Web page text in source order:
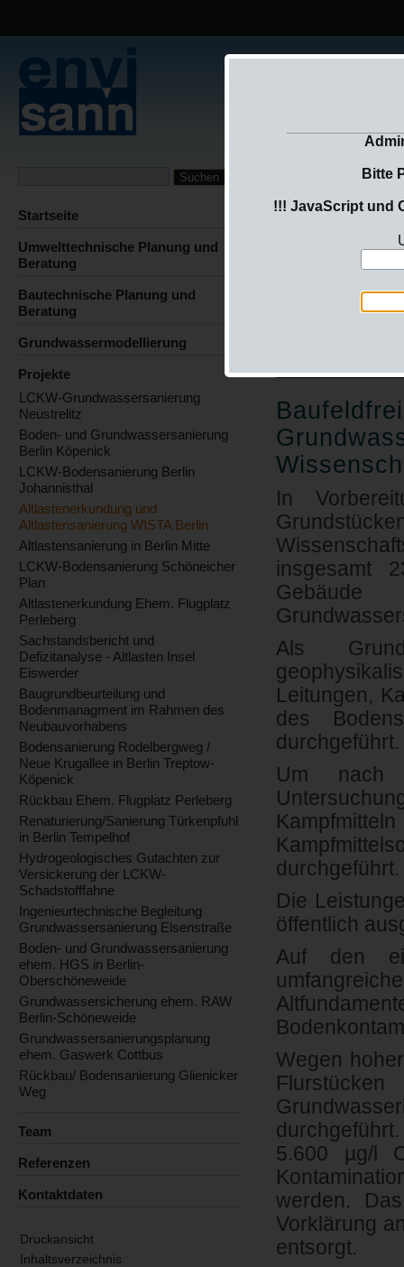
Startseite
Umwelttechnische Planung und
Beratung
Bautechnische Planung und
Beratung
Grundwassermodellierung
Projekte
LCKW-Grundwassersanierung
Neustrelitz
Boden- und Grundwassersanierung
Berlin Köpenick
LCKW-Bodensanierung Berlin
Johannisthal
Altlastenerkundung und
Altlastensanierung WISTA Berlin
Altlastensanierung in Berlin Mitte
LCKW-Bodensanierung Schöneicher
Plan
Altlastenerkundung Ehem. Flugplatz
Perleberg
Sachstandsbericht und
Defizitanalyse - Altlasten Insel
Eiswerder
Baugrundbeurteilung und
Bodenmanagment im Rahmen des
Neubauvorhabens
Bodensanierung Rodelbergweg /
Neue Krugallee in Berlin Treptow-
Köpenick
Rückbau Ehem. Flugplatz Perleberg
Renaturierung/Sanierung Türkenpfuhl
in Berlin Tempelhof
Hydrogeologisches Gutachten zur
Versickerung der LCKW-
Schadstofffahne
Ingenieurtechnische Begleitung
Grundwassersanierung Elsenstraße
Boden- und Grundwassersanierung
ehem. HGS in Berlin-
Oberschöneweide
Grundwassersicherung ehem. RAW
Berlin-Schöneweide
Grundwassersanierungsplanung
ehem. Gaswerk Cottbus
Rückbau/ Bodensanierung Glienicker
Weg
Team
Referenzen
Kontaktdaten
Druckansicht
Inhaltsverzeichnis
Bitte
!!! JavaScript und
In
insgesamt
Als
Leitungen,
des
durchgeführt.
Um nach
durchgeführt.
Die
öffentlich
Auf den
Wegen
5.600 µg/l
werden.
Vorklärung
entsorgt.